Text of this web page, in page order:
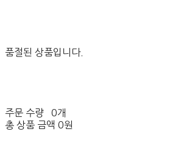
품절된 상품입니다.
주문 수량
0개
총 상품 금액 0원